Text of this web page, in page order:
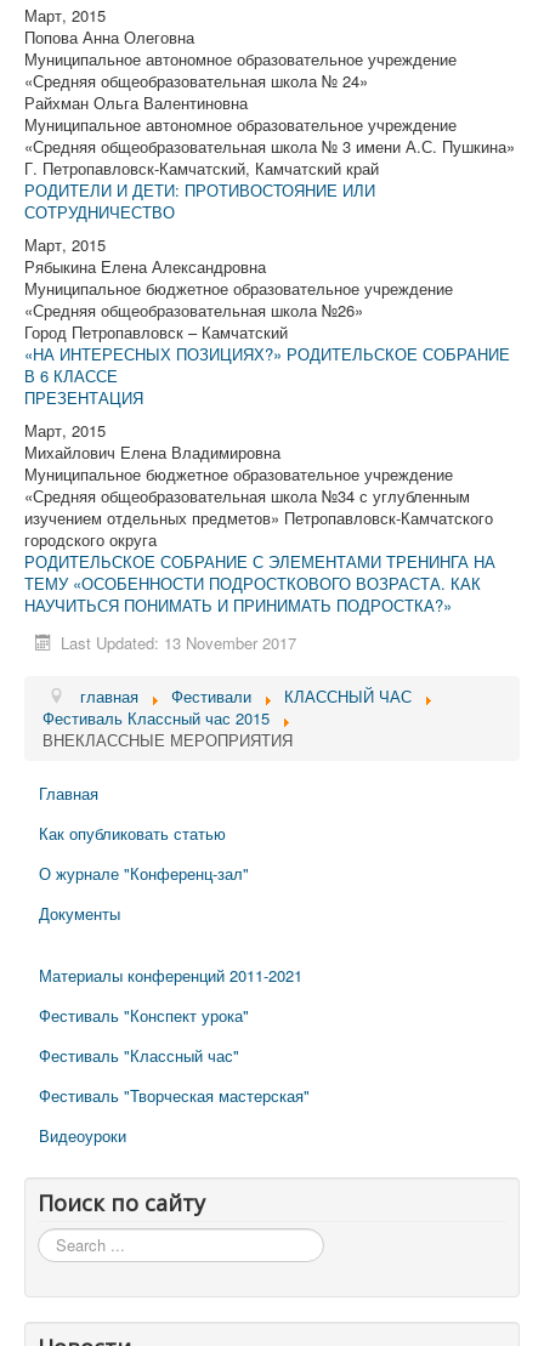
Март, 2015
Попова Анна Олеговна
Муниципальное автономное образовательное учреждение
«Средняя общеобразовательная школа № 24»
Райхман Ольга Валентиновна
Муниципальное автономное образовательное учреждение
«Средняя общеобразовательная школа № 3 имени А.С. Пушкина»
Г. Петропавловск-Камчатский, Камчатский край
РОДИТЕЛИ И ДЕТИ: ПРОТИВОСТОЯНИЕ ИЛИ
СОТРУДНИЧЕСТВО
Март, 2015
Рябыкина Елена Александровна
Муниципальное бюджетное образовательное учреждение
«Средняя общеобразовательная школа №26»
Город Петропавловск – Камчатский
«НА ИНТЕРЕСНЫХ ПОЗИЦИЯХ?» РОДИТЕЛЬСКОЕ СОБРАНИЕ
В 6 КЛАССЕ
ПРЕЗЕНТАЦИЯ
Март, 2015
Михайлович Елена Владимировна
Муниципальное бюджетное образовательное учреждение
«Средняя общеобразовательная школа №34 с углубленным
изучением отдельных предметов» Петропавловск-Камчатского
городского округа
РОДИТЕЛЬСКОЕ СОБРАНИЕ С ЭЛЕМЕНТАМИ ТРЕНИНГА НА
ТЕМУ «ОСОБЕННОСТИ ПОДРОСТКОВОГО ВОЗРАСТА. КАК
НАУЧИТЬСЯ ПОНИМАТЬ И ПРИНИМАТЬ ПОДРОСТКА?»
Last Updated: 13 November 2017
главная Фестивали
КЛАССНЫЙ ЧАС
Фестиваль Классный час 2015
ВНЕКЛАССНЫЕ МЕРОПРИЯТИЯ
Главная
Как опубликовать статью
О журнале "Конференц-зал"
Документы
Материалы конференций 2011-2021
Фестиваль "Конспект урока"
Фестиваль "Классный час"
Фестиваль "Творческая мастерская"
Видеоуроки
Поиск по сайту
Поиск
по